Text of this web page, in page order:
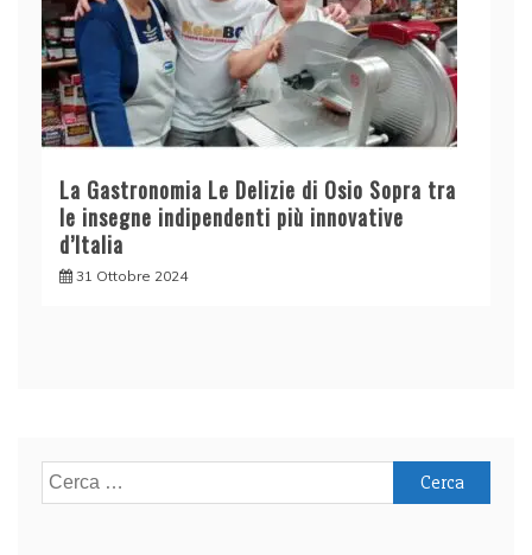
La Gastronomia Le Delizie di Osio Sopra tra
le insegne indipendenti più innovative
d’Italia
31 Ottobre 2024
Ricerca
per: